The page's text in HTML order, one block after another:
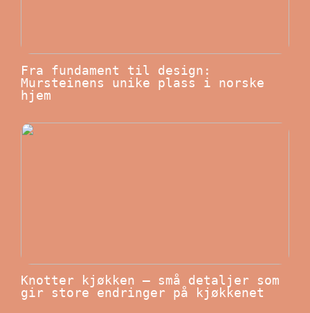
Fra fundament til design:
Mursteinens unike plass i norske
hjem
Knotter kjøkken – små detaljer som
gir store endringer på kjøkkenet